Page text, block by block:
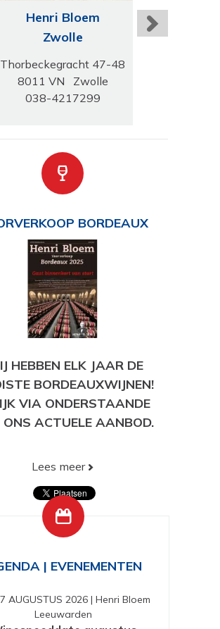
Henri Bloem
Zwolle
Thorbeckegracht 47-48
8011 VN Zwolle
038-4217299
BORDEAUX
HEBBEN ELK JAAR DE
BORDEAUXWIJNEN!
VIA ONDERSTAANDE
ONS ACTUELE AANBOD.
AANBOD!
Lees meer
| EVENEMENTEN
AUGUSTUS 2026| Henri Bloem
Leeuwarden